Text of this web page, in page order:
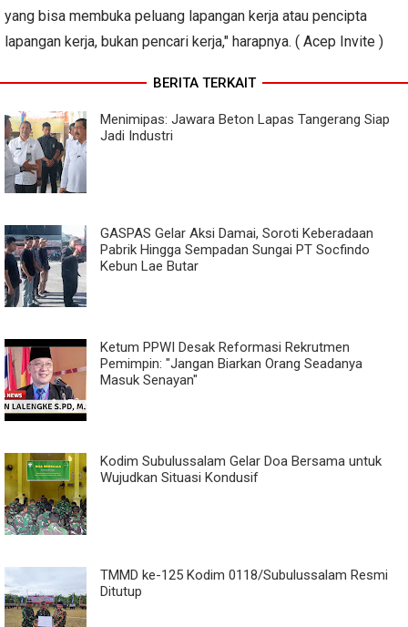
yang bisa membuka peluang lapangan kerja atau pencipta
lapangan kerja, bukan pencari kerja," harapnya. ( Acep Invite )
BERITA TERKAIT
Menimipas: Jawara Beton Lapas Tangerang Siap
Jadi Industri
GASPAS Gelar Aksi Damai, Soroti Keberadaan
Pabrik Hingga Sempadan Sungai PT Socfindo
Kebun Lae Butar
Ketum PPWI Desak Reformasi Rekrutmen
Pemimpin: "Jangan Biarkan Orang Seadanya
Masuk Senayan"
Kodim Subulussalam Gelar Doa Bersama untuk
Wujudkan Situasi Kondusif
TMMD ke-125 Kodim 0118/Subulussalam Resmi
Ditutup